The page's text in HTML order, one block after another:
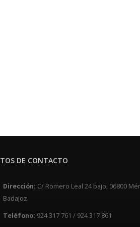
DE CONTACTO
Dirección: C/ Romero Leal 24 bajo, 06800
Badajoz.
Teléfono: 924 317 761 / 924 317 861